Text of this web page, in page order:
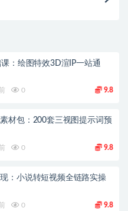
课：绘图特效3D渲IP一站通
0 9.8
材包：200套三视图提示词预
0 9.8
：小说转短视频全链路实操
0 9.8